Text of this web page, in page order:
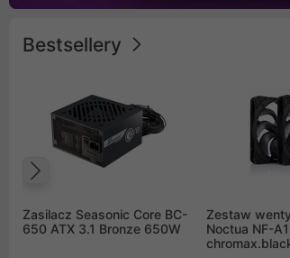
Bestsellery
Zasilacz Seasonic Core BC-
650 ATX 3.1 Bronze 650W
Zestaw
Noctua NF-